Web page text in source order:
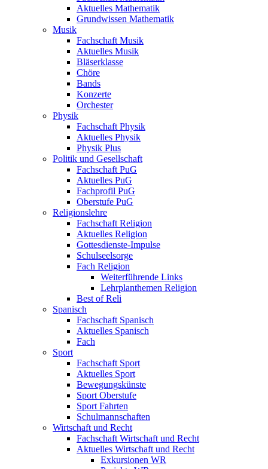
Aktuelles Mathematik
Grundwissen Mathematik
Musik
Fachschaft Musik
Aktuelles Musik
Bläserklasse
Chöre
Bands
Konzerte
Orchester
Physik
Fachschaft Physik
Aktuelles Physik
Physik Plus
Politik und Gesellschaft
Fachschaft PuG
Aktuelles PuG
Fachprofil PuG
Oberstufe PuG
Religionslehre
Fachschaft Religion
Aktuelles Religion
Gottesdienste-Impulse
Schulseelsorge
Fach Religion
Weiterführende Links
Lehrplanthemen Religion
Best of Reli
Spanisch
Fachschaft Spanisch
Aktuelles Spanisch
Fach
Sport
Fachschaft Sport
Aktuelles Sport
Bewegungskünste
Sport Oberstufe
Sport Fahrten
Schulmannschaften
Wirtschaft und Recht
Fachschaft Wirtschaft und Recht
Aktuelles Wirtschaft und Recht
Exkursionen WR